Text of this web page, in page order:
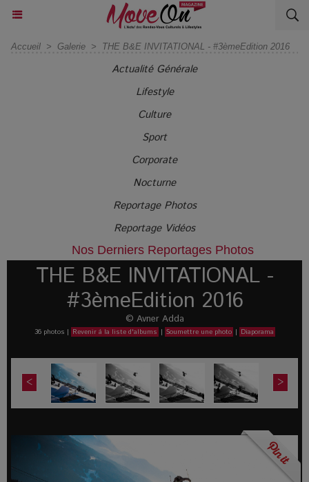
Accueil > Galerie > THE B&E INVITATIONAL - #3èmeEdition 2016
Actualité Générale
Lifestyle
Culture
Sport
Corporate
Nocturne
Reportage Photos
Reportage Vidéos
Nos Derniers Reportages Photos
THE B&E INVITATIONAL -
#3èmeEdition 2016
© Avner Adda
36 photos | Revenir à la liste d'albums | Soumettre une photo | Diaporama
< >